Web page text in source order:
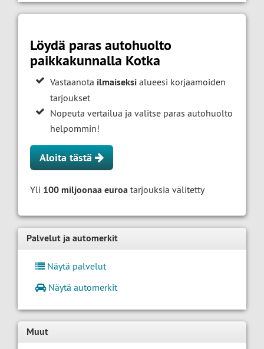
Löydä paras autohuolto
paikkakunnalla Kotka
Vastaanota ilmaiseksi alueesi korjaamoiden
tarjoukset
Nopeuta vertailua ja valitse paras autohuolto
helpommin!
Aloita tästä
Yli 100 miljoonaa euroa tarjouksia välitetty
Palvelut ja automerkit
Näytä palvelut
Näytä automerkit
Muut